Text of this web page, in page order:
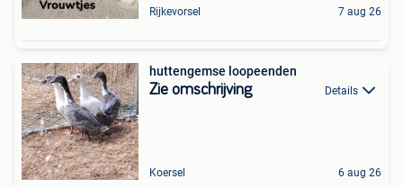
Rijkevorsel 7 aug 26
huttengemse loopeenden
Zie omschrijving Details
Koersel 6 aug 26